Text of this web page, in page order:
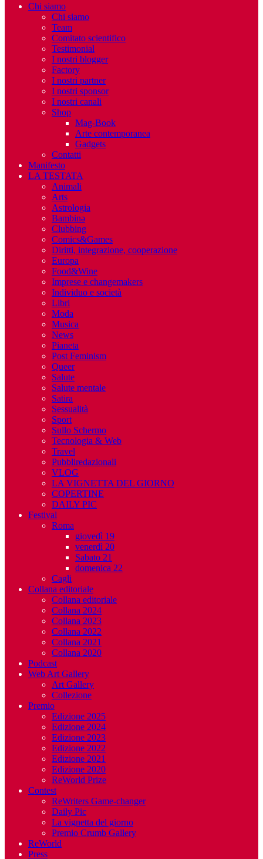
Chi siamo
Chi siamo
Team
Comitato scientifico
Testimonial
I nostri blogger
Factory
I nostri partner
I nostri sponsor
I nostri canali
Shop
Mag-Book
Arte contemporanea
Gadgets
Contatti
Manifesto
LA TESTATA
Animali
Arts
Astrologia
Bambinə
Clubbing
Comics&Games
Diritti, integrazione, cooperazione
Europa
Food&Wine
Imprese e changemakers
Individuo e società
Libri
Moda
Musica
News
Pianeta
Post Feminism
Queer
Salute
Salute mentale
Satira
Sessualità
Sport
Sullo Schermo
Tecnologia & Web
Travel
Pubbliredazionali
VLOG
LA VIGNETTA DEL GIORNO
COPERTINE
DAILY PIC
Festival
Roma
giovedì 19
venerdì 20
Sabato 21
domenica 22
Cagli
Collana editoriale
Collana editoriale
Collana 2024
Collana 2023
Collana 2022
Collana 2021
Collana 2020
Podcast
Web Art Gallery
Art Gallery
Collezione
Premio
Edizione 2025
Edizione 2024
Edizione 2023
Edizione 2022
Edizione 2021
Edizione 2020
ReWorld Prize
Contest
ReWriters Game-changer
Daily Pic
La vignetta del giorno
Premio Crumb Gallery
ReWorld
Press